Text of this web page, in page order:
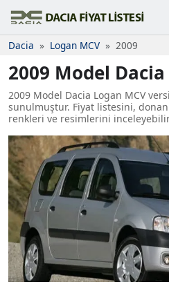
Dacia Logan MCV 2009
2009 Model
2009 Model Dacia Logan MCV
sunulmuştur. Fiyat listesini,
renkleri ve resimlerini